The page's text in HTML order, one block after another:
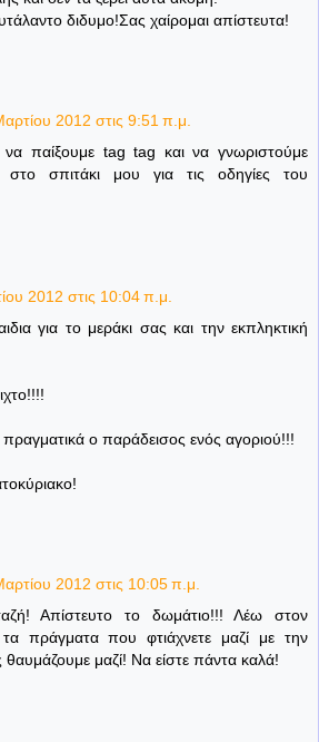
διδυμο!Σας χαίρομαι απίστευτα!
2012 στις 9:51 π.μ.
παίξουμε tag tag και να γνωριστούμε
σπιτάκι μου για τις οδηγίες του
2012 στις 10:04 π.μ.
για το μεράκι σας και την εκπληκτική
πραγματικά ο παράδεισος ενός αγοριού!!!
2012 στις 10:05 π.μ.
Απίστευτο το δωμάτιο!!! Λέω στον
πράγματα που φτιάχνετε μαζί με την
θαυμάζουμε μαζί! Να είστε πάντα καλά!